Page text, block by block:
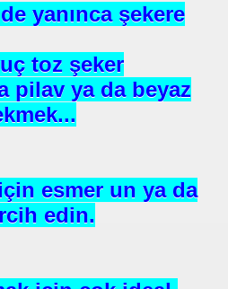
yanınca şekere
toz şeker
pilav ya da beyaz
esmer un ya da
edin.
Araştırma Derneği . İSTED